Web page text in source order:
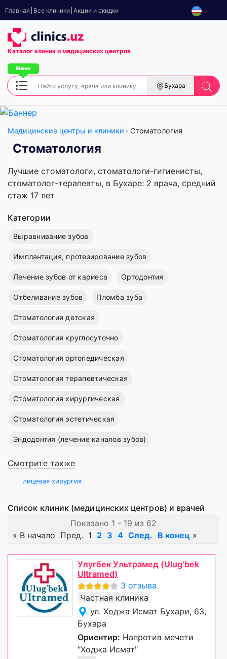
Главная Все клиники Акции и скидки
Каталог клиник и медицинских центров
Бухара
Медицинские центры и клиники Стоматология
Стоматология
Лучшие стоматологи, стоматологи-гигиенисты,
стоматолог-терапевты, в Бухаре: 2 врача, cредний
стаж 17 лет
Категории
Выравнивание зубов
Имплантация, протезирование зубов
Лечение зубов от кариеса Ортодонтия
Отбеливание зубов Пломба зуба
Стоматология детская
Стоматология круглосуточно
Стоматология ортопедическая
Стоматология терапевтическая
Стоматология хирургическая
Стоматология эстетическая
Эндодонтия (лечение каналов зубов)
Смотрите также
лицевая хирургия
Список клиник (медицинских центров) и врачей
Показано 1 - 19 из 62
« В начало Пред. 1 2 3 4 След. В конец »
Улугбек Ультрамед (Ulug’bek
Ultramed)
3 отзыва
Частная клиника
ул. Ходжа Исмат Бухари, 63,
Бухара
Ориентир: Напротив мечети
"Ходжа Исмат"